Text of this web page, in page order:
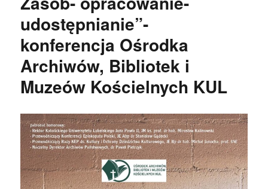
udostępnianie”-
konferencja Ośrodka
Archiwów, Bibliotek i
Muzeów Kościelnych KUL